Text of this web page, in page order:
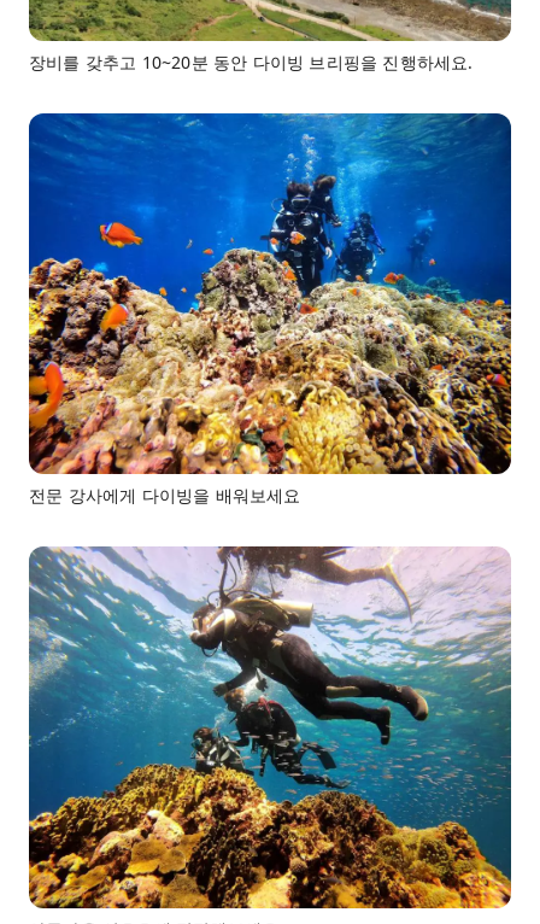
장비를 갖추고 10~20분 동안 다이빙 브리핑을 진행하세요.
전문 강사에게 다이빙을 배워보세요